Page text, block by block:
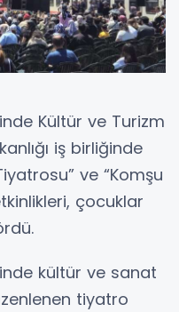
Kültür ve Turizm
iş birliğinde
ve “Komşu
çocuklar
kültür ve sanat
tiyatro